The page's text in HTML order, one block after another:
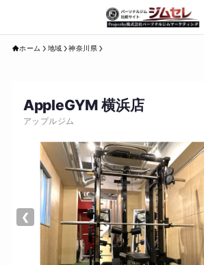
ホーム 地域 神奈川県
AppleGYM 横浜店
アップルジム
❮